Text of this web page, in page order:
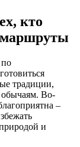
кто
маршруты
традиции,
обычаям. Во-
–
и